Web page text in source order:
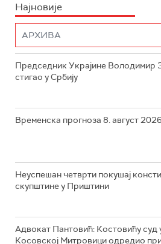
Најновије
Председник Украјине Володимир
стигао у Србију
Временска прогноза 8. август
Неуспешан четврти покушај
скупштине у Приштини
Адвокат Пантовић: Костовићу суд
Косовској Митровици одредио